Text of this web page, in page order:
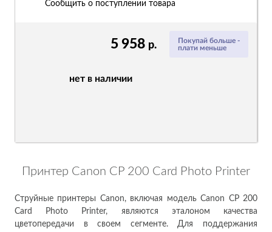
Покупай больше -
плати меньше
5 958 р.
нет в наличии
Сообщить о поступлении товара
Принтер Canon CP 200 Card Photo Printer
Струйные принтеры Canon, включая модель Canon CP 200
Card Photo Printer, являются эталоном качества
цветопередачи в своем сегменте. Для поддержания